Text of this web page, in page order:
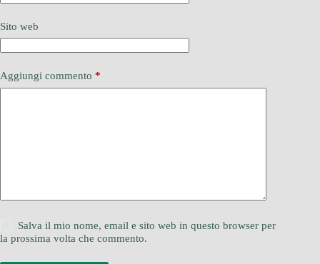
Sito web
Aggiungi commento *
Salva il mio nome, email e sito web in questo browser per
la prossima volta che commento.